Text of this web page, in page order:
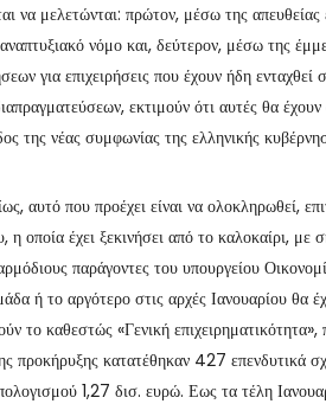
να μελετώνται: πρώτον, μέσω της
νόμο και, δεύτερον, μέσω της
για επιχειρήσεις που έχουν ήδη
εκτιμούν ότι αυτές θα
της νέας συμφωνίας της ελληνικής
αυτό που προέχει είναι να ολοκληρωθεί,
η οποία έχει ξεκινήσει από το καλοκαίρι,
παράγοντες του υπουργείου
ή το αργότερο στις αρχές Ιανουαρίου θα
το καθεστώς «Γενική
προκήρυξης κατατέθηκαν 427 επενδυτικά
1,27 δισ. ευρώ. Εως τα τέλη